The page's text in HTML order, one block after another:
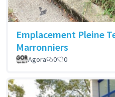
Emplacement Pleine
Marronniers
Agora 0 0